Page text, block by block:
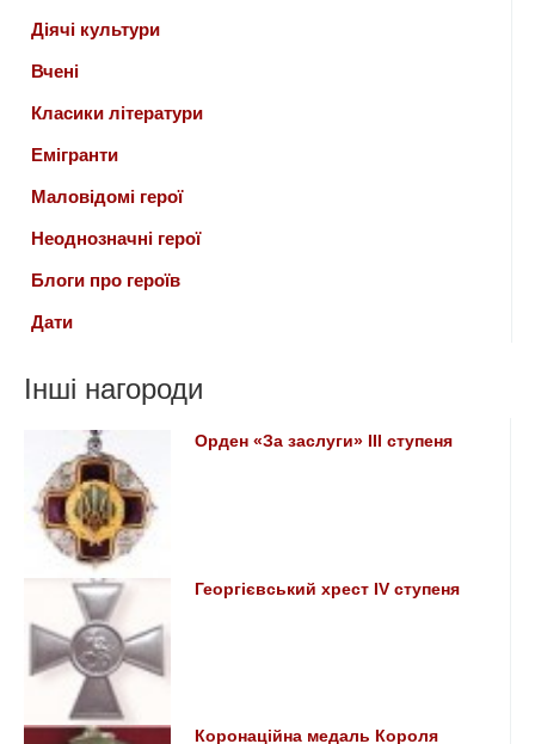
Діячі культури
Вчені
Класики літератури
Емігранти
Маловідомі герої
Неоднозначні герої
Блоги про героїв
Дати
Інші нагороди
Орден «За заслуги» ІІІ ступеня
Георгієвський хрест ІV ступеня
Коронаційна медаль Короля